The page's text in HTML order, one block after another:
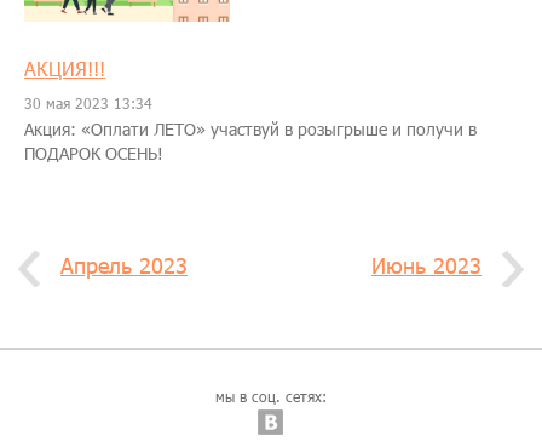
АКЦИЯ!!!
30 мая 2023 13:34
Акция: «Оплати ЛЕТО» участвуй в розыгрыше и получи в
ПОДАРОК ОСЕНЬ!
Апрель 2023 Июнь 2023
мы в соц. сетях: